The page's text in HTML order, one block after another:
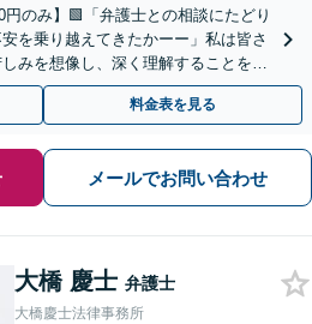
円のみ】🟩「弁護士との相談にたどり
を乗り越えてきたかーー」私は皆さ
みを想像し、深く理解することをあ
ださい
料金表を見る
メールでお問い合わせ
大橋 慶士 弁護士
大橋慶士法律事務所